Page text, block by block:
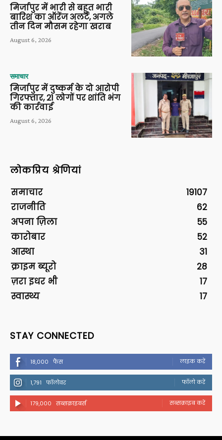
मिर्जापुर में भारी से बहुत भारी
बारिश का ऑरेंज अलर्ट, अगले
तीन दिन मौसम रहेगा खराब
August 6, 2026
समाचार
मिर्जापुर में दुष्कर्म के दो आरोपी
गिरफ्तार, 21 लोगों पर शांति भंग
की कार्रवाई
August 6, 2026
लोकप्रिय श्रेणियां
समाचार
19107
राजनीति
62
अपना ज़िला
55
कारोबार
52
आस्था
31
क्राइम ब्यूरो
28
ज़रा इधर भी
17
स्वास्थ्य
17
STAY CONNECTED
18,000 फैंस लाइक करें
1,791 फॉलोवर फॉलो करें
179,000 सब्सक्राइबर्स सब्सक्राइब करें